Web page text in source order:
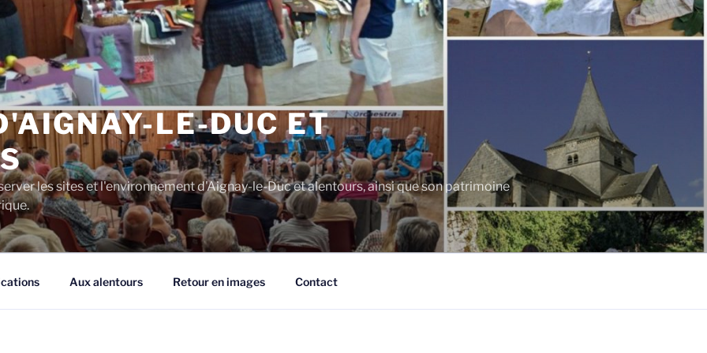
LE-DUC ET
les sites et l'environnement d'Aignay-le-Duc et alentours, ainsi que son patrimoine
Aux alentours Retour en images Contact